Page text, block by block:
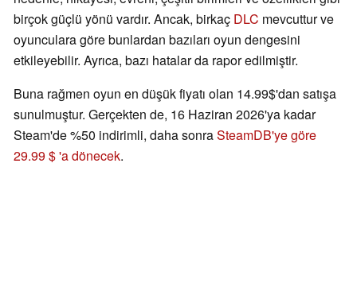
birçok güçlü yönü vardır. Ancak, birkaç DLC mevcuttur ve
oyunculara göre bunlardan bazıları oyun dengesini
etkileyebilir. Ayrıca, bazı hatalar da rapor edilmiştir.
Buna rağmen oyun en düşük fiyatı olan 14.99$'dan satışa
sunulmuştur. Gerçekten de, 16 Haziran 2026'ya kadar
Steam'de %50 indirimli, daha sonraSteamDB'ye göre
29.99 $ 'a dönecek.